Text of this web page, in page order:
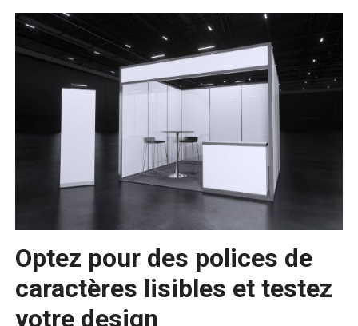
Optez pour des polices de
caractères lisibles et testez
votre design